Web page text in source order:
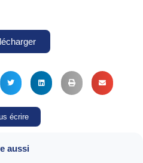
écrire
aussi